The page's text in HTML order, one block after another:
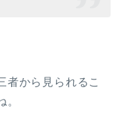
者から見られるこ
。